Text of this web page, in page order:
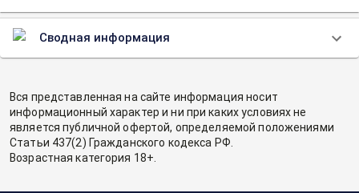
Сводная информация
Вся представленная на сайте информация носит
информационный характер и ни при каких условиях не
является публичной офертой, определяемой положениями
Статьи 437(2) Гражданского кодекса РФ.
Возрастная категория 18+.